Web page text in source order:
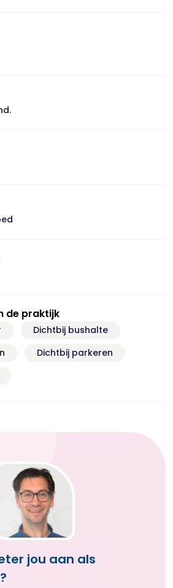
de praktijk
Dichtbij bushalte
Dichtbij parkeren
jou aan als